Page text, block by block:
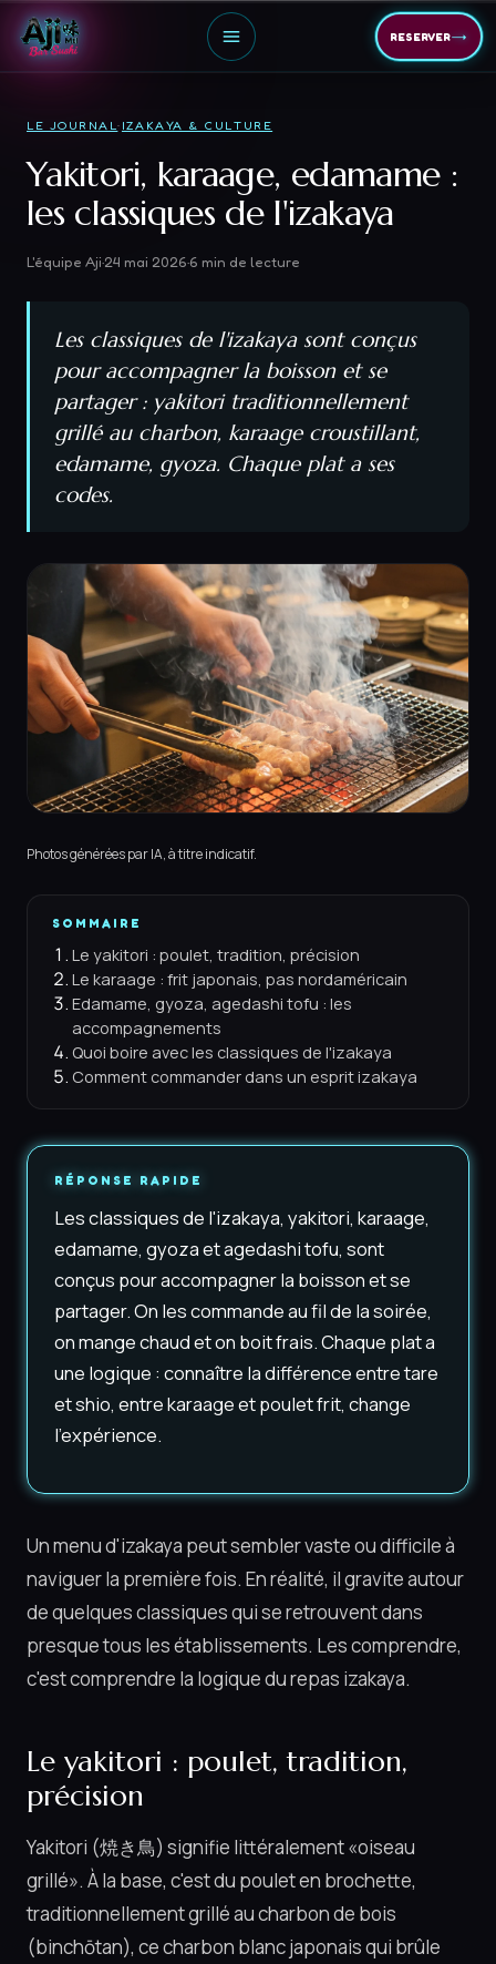
RESERVER→
LE JOURNAL· IZAKAYA & CULTURE
Yakitori, karaage, edamame :
les classiques de l'izakaya
L'équipe Aji·24 mai 2026·6 min de lecture
Les classiques de l'izakaya sont conçus
pour accompagner la boisson et se
partager : yakitori traditionnellement
grillé au charbon, karaage croustillant,
edamame, gyoza. Chaque plat a ses
codes.
Photos générées par IA, à titre indicatif.
SOMMAIRE
Le yakitori : poulet, tradition, précision
Le karaage : frit japonais, pas nordaméricain
Edamame, gyoza, agedashi tofu : les
accompagnements
Quoi boire avec les classiques de l'izakaya
Comment commander dans un esprit izakaya
RÉPONSE RAPIDE
Les classiques de l'izakaya, yakitori, karaage,
edamame, gyoza et agedashi tofu, sont
conçus pour accompagner la boisson et se
partager. On les commande au fil de la soirée,
on mange chaud et on boit frais. Chaque plat a
une logique : connaître la différence entre tare
et shio, entre karaage et poulet frit, change
l'expérience.
Un menu d'izakaya peut sembler vaste ou difficile à
naviguer la première fois. En réalité, il gravite autour
de quelques classiques qui se retrouvent dans
presque tous les établissements. Les comprendre,
c'est comprendre la logique du repas izakaya.
Le yakitori : poulet, tradition,
précision
Yakitori (焼き鳥) signifie littéralement «oiseau
grillé». À la base, c'est du poulet en brochette,
traditionnellement grillé au charbon de bois
(binchōtan), ce charbon blanc japonais qui brûle